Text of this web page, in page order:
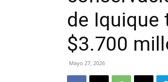
de Iquique
$3.700
Mayo 27, 2026